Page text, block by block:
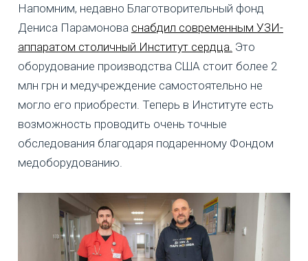
Напомним, недавно Благотворительный фонд
Дениса Парамонова снабдил современным УЗИ-
аппаратом столичный Институт сердца. Это
оборудование производства США стоит более 2
млн грн и медучреждение самостоятельно не
могло его приобрести. Теперь в Институте есть
возможность проводить очень точные
обследования благодаря подаренному Фондом
медоборудованию.